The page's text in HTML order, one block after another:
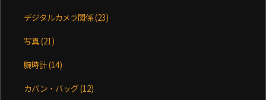
デジタルカメラ関係(23)
写真(21)
腕時計(14)
カバン・バッグ(12)